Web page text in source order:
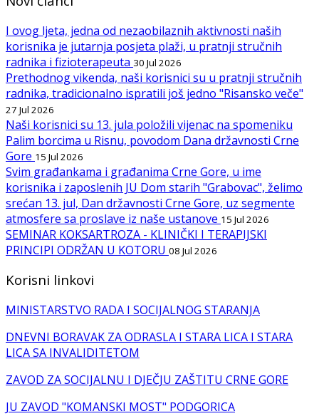
I ovog ljeta, jedna od nezaobilaznih aktivnosti naših
korisnika je jutarnja posjeta plaži, u pratnji stručnih
radnika i fizioterapeuta 30 Jul 2026
Prethodnog vikenda, naši korisnici su u pratnji stručnih
radnika, tradicionalno ispratili još jedno "Risansko veče"
27 Jul 2026
Naši korisnici su 13. jula položili vijenac na spomeniku
Palim borcima u Risnu, povodom Dana državnosti Crne
Gore 15 Jul 2026
Svim građankama i građanima Crne Gore, u ime
korisnika i zaposlenih JU Dom starih "Grabovac", želimo
srećan 13. jul, Dan državnosti Crne Gore, uz segmente
atmosfere sa proslave iz naše ustanove 15 Jul 2026
SEMINAR KOKSARTROZA - KLINIČKI I TERAPIJSKI
PRINCIPI ODRŽAN U KOTORU 08 Jul 2026
Korisni linkovi
MINISTARSTVO RADA I SOCIJALNOG STARANJA
DNEVNI BORAVAK ZA ODRASLA I STARA LICA I STARA
LICA SA INVALIDITETOM
ZAVOD ZA SOCIJALNU I DJEČJU ZAŠTITU CRNE GORE
JU ZAVOD "KOMANSKI MOST" PODGORICA